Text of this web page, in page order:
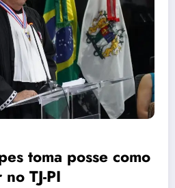
toma posse como
TJ-PI